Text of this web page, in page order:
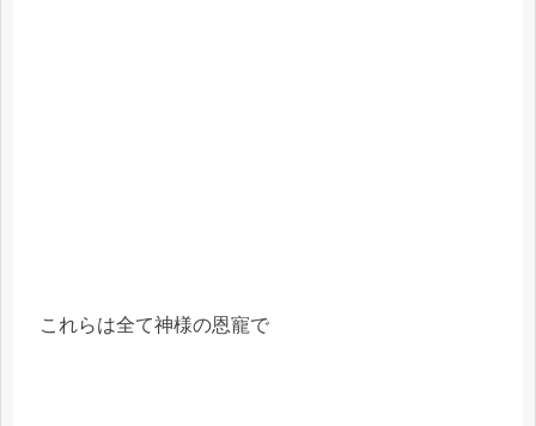
これらは全て神様の恩寵で